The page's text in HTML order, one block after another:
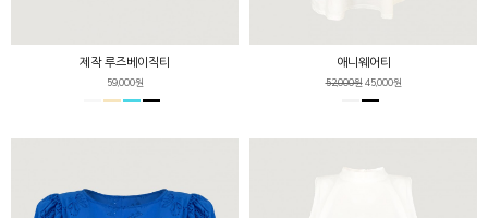
제작 루즈베이직티
59,000원
애니웨어티
52,000원45,000원